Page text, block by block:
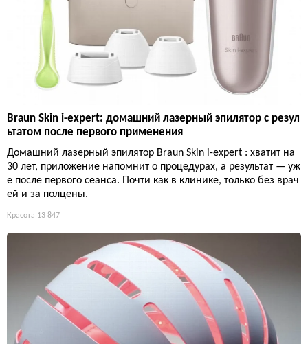
Braun Skin i-expert: домашний лазерный эпилятор с резул
ьтатом после первого применения
Домашний лазерный эпилятор Braun Skin i-expert : хватит на
30 лет, приложение напомнит о процедурах, а результат — уж
е после первого сеанса. Почти как в клинике, только без врач
ей и за полцены.
Красота 13 847